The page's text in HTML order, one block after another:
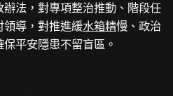
法，對專項整治推動、階段任
領導，對推進緩水箱精慢、政治
平安隱患不留盲區。